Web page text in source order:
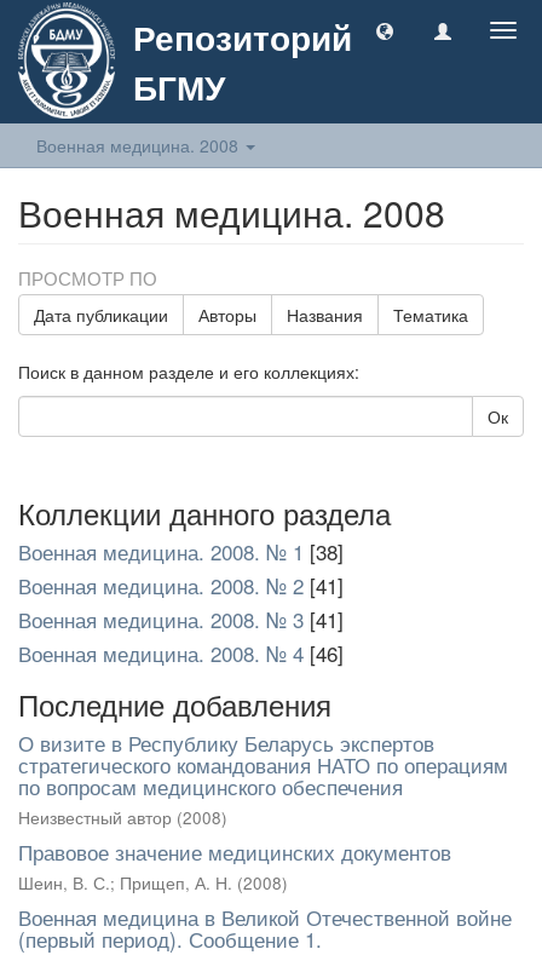
Репозиторий
БГМУ
Военная медицина. 2008
Военная медицина. 2008
ПРОСМОТР ПО
Дата публикации Авторы Названия Тематика
Поиск в данном разделе и его коллекциях:
Ок
Коллекции данного раздела
Военная медицина. 2008. № 1 [38]
Военная медицина. 2008. № 2 [41]
Военная медицина. 2008. № 3 [41]
Военная медицина. 2008. № 4 [46]
Последние добавления
О визите в Республику Беларусь экспертов
стратегического командования НАТО по операциям
по вопросам медицинского обеспечения
Неизвестный автор (2008)
Правовое значение медицинских документов
Шеин, В. С.; Прищеп, А. Н. (2008)
Военная медицина в Великой Отечественной войне
(первый период). Сообщение 1.